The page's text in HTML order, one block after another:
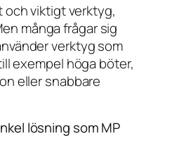
och viktigt verktyg,
många frågar sig
verktyg som
exempel höga böter,
eller snabbare
lösning som MP